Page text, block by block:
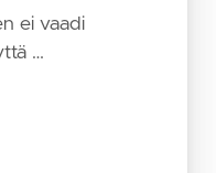
ei vaadi
…